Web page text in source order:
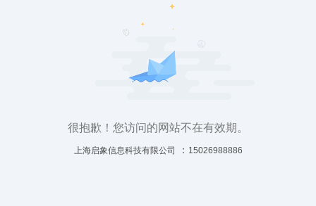
很抱歉！您访问的网站不在有效期。
上海启象信息科技有限公司 ： 15026988886